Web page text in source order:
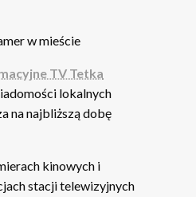
w mieście
TV Tetka
lokalnych
na najbliższą dobę
kinowych i
stacji telewizyjnych